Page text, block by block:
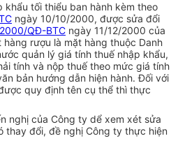
khẩu tối thiểu ban hành kèm theo
ngày 10/10/2000, được sửa đổi
QĐ-BTC ngày 11/12/2000 của
rượu là mặt hàng thuộc Danh
quản lý giá tính thuế nhập khẩu,
tính và nộp thuế theo mức giá tính
bản hướng dẫn hiện hành. Đối với
quy định tên cụ thể thì thực
nghị của Công ty dể xem xét sửa
thay đổi, đề nghị Công ty thực hiện